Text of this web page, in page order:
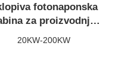
fotonaponska
za proizvodnju
20KW-200KW